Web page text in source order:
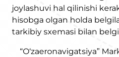
joylashuvi hal qilinishi
hisobga olgan holda
tarkibiy sxemasi bilan
“O‘zaeronavigatsiya”